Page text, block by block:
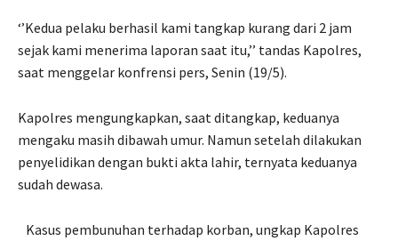
‘’Kedua pelaku berhasil kami tangkap kurang dari 2 jam
sejak kami menerima laporan saat itu,’’ tandas Kapolres,
saat menggelar konfrensi pers, Senin (19/5).
Kapolres mengungkapkan, saat ditangkap, keduanya
mengaku masih dibawah umur. Namun setelah dilakukan
penyelidikan dengan bukti akta lahir, ternyata keduanya
sudah dewasa.
Kasus pembunuhan terhadap korban, ungkap Kapolres